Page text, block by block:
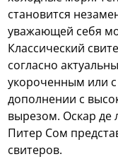
становится
уважающей себя
Классический
согласно
укороченным или
дополнении с
вырезом. Оскар де
Питер Сом
свитеров.